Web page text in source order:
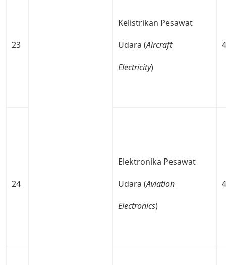
23
Kelistrikan Pesawat
Udara (Aircraft
Electricity)
24
Elektronika Pesawat
Udara (Aviation
Electronics)